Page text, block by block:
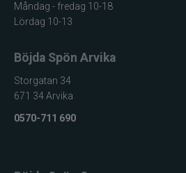
Ultimate Nordic
UNI produkter
UTC produkter
Veevus
Måndag - fredag 10-18
Lördag 10-13
Böjda Spön Arvika
Storgatan 34
671 34 Arvika
0570-711 690